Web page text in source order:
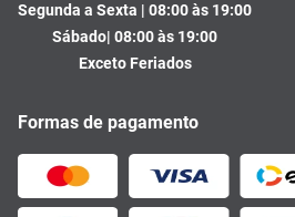
Segunda a Sexta | 08:00 às 19:00
Sábado| 08:00 às 19:00
Exceto Feriados
Formas de pagamento